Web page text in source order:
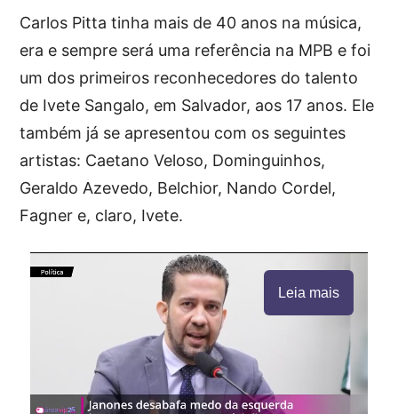
Carlos Pitta tinha mais de 40 anos na música,
era e sempre será uma referência na MPB e foi
um dos primeiros reconhecedores do talento
de Ivete Sangalo, em Salvador, aos 17 anos. Ele
também já se apresentou com os seguintes
artistas: Caetano Veloso, Dominguinhos,
Geraldo Azevedo, Belchior, Nando Cordel,
Fagner e, claro, Ivete.
Leia mais